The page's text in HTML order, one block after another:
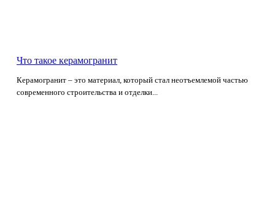
Что такое керамогранит
Керамогранит – это материал, который стал неотъемлемой частью
современного строительства и отделки...